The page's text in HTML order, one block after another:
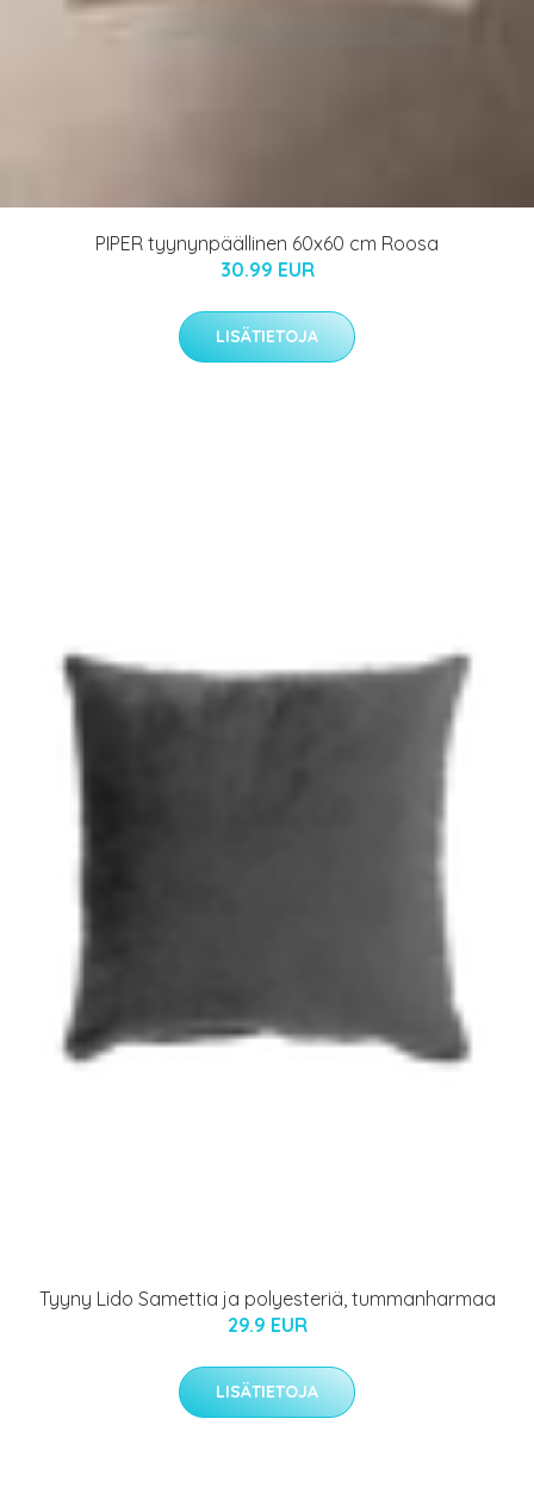
PIPER tyynynpäällinen 60x60 cm Roosa
30.99 EUR
LISÄTIETOJA
Tyyny Lido Samettia ja polyesteriä, tummanharmaa
29.9 EUR
LISÄTIETOJA